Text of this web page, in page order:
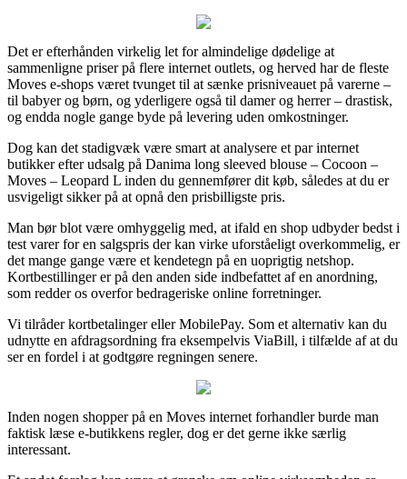
Det er efterhånden virkelig let for almindelige dødelige at
sammenligne priser på flere internet outlets, og herved har de fleste
Moves e-shops været tvunget til at sænke prisniveauet på varerne –
til babyer og børn, og yderligere også til damer og herrer – drastisk,
og endda nogle gange byde på levering uden omkostninger.
Dog kan det stadigvæk være smart at analysere et par internet
butikker efter udsalg på Danima long sleeved blouse – Cocoon –
Moves – Leopard L inden du gennemfører dit køb, således at du er
usvigeligt sikker på at opnå den prisbilligste pris.
Man bør blot være omhyggelig med, at ifald en shop udbyder bedst i
test varer for en salgspris der kan virke uforståeligt overkommelig, er
det mange gange være et kendetegn på en uoprigtig netshop.
Kortbestillinger er på den anden side indbefattet af en anordning,
som redder os overfor bedrageriske online forretninger.
Vi tilråder kortbetalinger eller MobilePay. Som et alternativ kan du
udnytte en afdragsordning fra eksempelvis ViaBill, i tilfælde af at du
ser en fordel i at godtgøre regningen senere.
Inden nogen shopper på en Moves internet forhandler burde man
faktisk læse e-butikkens regler, dog er det gerne ikke særlig
interessant.